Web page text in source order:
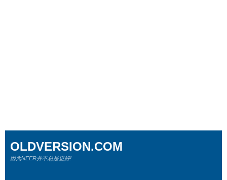
OLDVERSION.COM
因为NEER并不总是更好!